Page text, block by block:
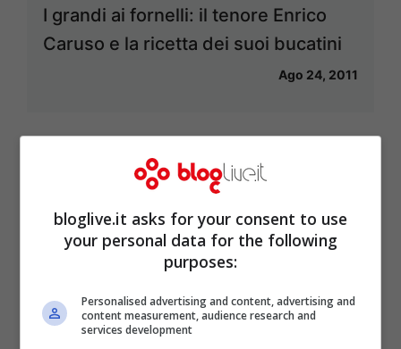
I grandi ai fornelli: il tenore Enrico
Caruso e la ricetta dei suoi bucatini
Ago 24, 2011
Il gelato nel piatto: cento ristoranti in
tutto il mondo lo servono a tutto
pasto
bloglive.it asks for your consent to use
your personal data for the following
purposes:
Personalised advertising and content, advertising and
content measurement, audience research and
services development